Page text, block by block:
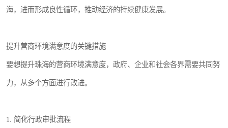
海，进而形成良性循环，推动经济的持续健康发展。
提升营商环境满意度的关键措施
要想提升珠海的营商环境满意度，政府、企业和社会各界需要共同努
力，从多个方面进行改进。
1. 简化行政审批流程